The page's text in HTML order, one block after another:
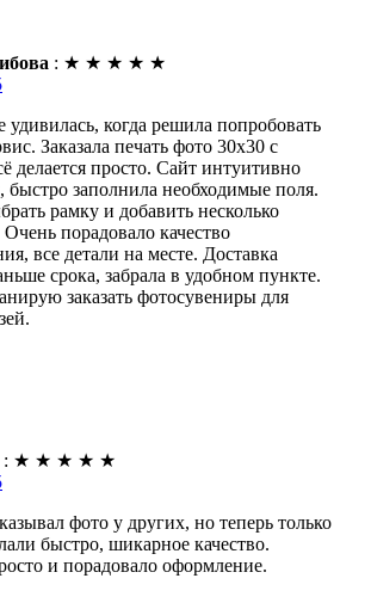
: ★ ★ ★ ★ ★
когда решила попробовать
Заказала печать фото 30х30 с
делается просто. Сайт интуитивно
быстро заполнила необходимые поля.
рамку и добавить несколько
порадовало качество
все детали на месте. Доставка
срока, забрала в удобном пункте.
заказать фотосувениры для
: ★ ★ ★ ★ ★
фото у других, но теперь только
быстро, шикарное качество.
и порадовало оформление.